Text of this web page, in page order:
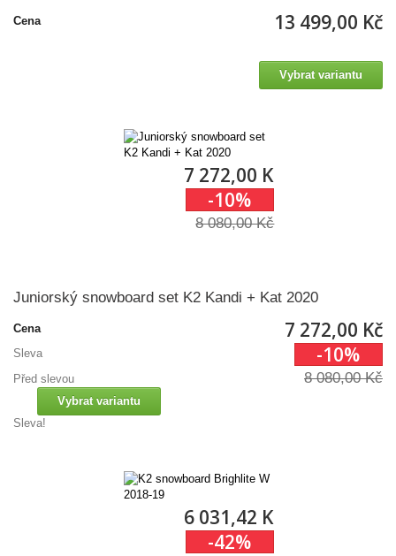
13 499,00 Kč
Cena
Vybrat variantu
7 272,00 Kč
-10%
8 080,00 Kč
Juniorský snowboard set K2 Kandi + Kat 2020
7 272,00 Kč
Cena
Sleva
-10%
Před slevou 8 080,00 Kč
Vybrat variantu
Sleva!
6 031,42 Kč
-42%